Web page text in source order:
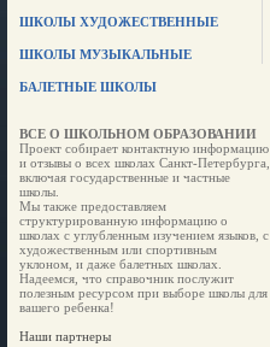
ШКОЛЫ ХУДОЖЕСТВЕННЫЕ
ШКОЛЫ МУЗЫКАЛЬНЫЕ
БАЛЕТНЫЕ ШКОЛЫ
ВСЕ О ШКОЛЬНОМ ОБРАЗОВАНИИ
Проект собирает контактную информацию
и отзывы о всех школах Санкт-Петербурга,
включая государственные и частные
школы.
Мы также предоставляем
структурированную информацию о
школах с углубленным изучением языков, с
художественным или спортивным
уклоном, и даже балетных школах.
Надеемся, что справочник послужит
полезным ресурсом при выборе школы для
вашего ребенка!
Наши партнеры